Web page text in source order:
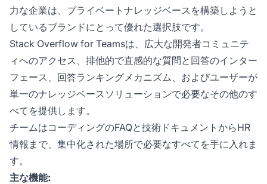
力な企業は、プライベートナレッジベースを構築しようと
しているブランドにとって優れた選択肢です。
Stack Overflow for Teamsは、広大な開発者コミュニテ
ィへのアクセス、排他的で直感的な質問と回答のインター
フェース、回答ランキングメカニズム、およびユーザーが
単一のナレッジベースソリューションで必要なその他のす
べてを提供します。
チームはコーディングのFAQと技術ドキュメントからHR
情報まで、集中化された場所で必要なすべてを手に入れま
す。
主な機能: